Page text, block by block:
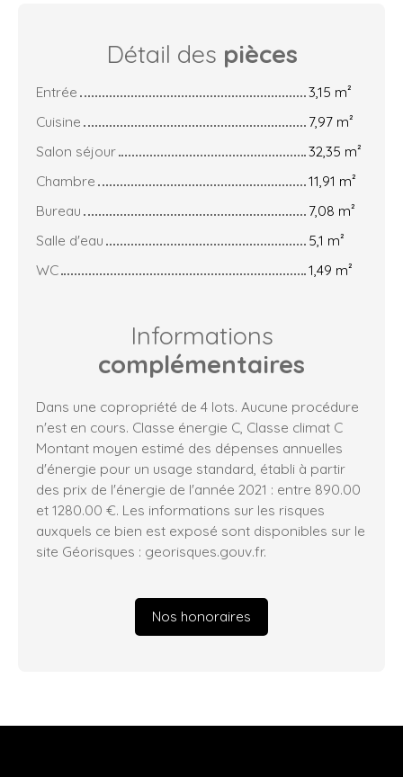
Détail des pièces
Entrée
3,15 m²
Cuisine
7,97 m²
Salon séjour
32,35 m²
Chambre
11,91 m²
Bureau
7,08 m²
Salle d'eau
5,1 m²
WC
1,49 m²
Informations
complémentaires
Dans une copropriété de 4 lots. Aucune procédure
n'est en cours. Classe énergie C, Classe climat C
Montant moyen estimé des dépenses annuelles
d'énergie pour un usage standard, établi à partir
des prix de l'énergie de l'année 2021 : entre 890.00
et 1280.00 €. Les informations sur les risques
auxquels ce bien est exposé sont disponibles sur le
site Géorisques : georisques.gouv.fr.
Nos honoraires